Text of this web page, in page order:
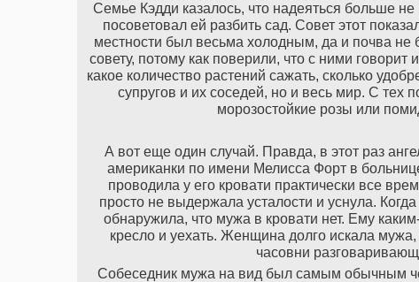
Семье Кэдди казалось, что надеяться больше
посоветовал ей разбить сад. Совет этот
местности был весьма холодным, да и почва
совету, потому как поверили, что с ними говорит
какое количество растений сажать, сколько
супругов и их соседей, но и весь мир. С тех
морозостойкие розы или
А вот еще один случай. Правда, в этот раз
американки по имени Мелисса Форт в
проводила у его кровати практически все
просто не выдержала усталости и уснула.
обнаружила, что мужа в кровати нет. Ему
кресло и уехать. Женщина долго искала
часовни
Собеседник мужа на вид был самым обычным